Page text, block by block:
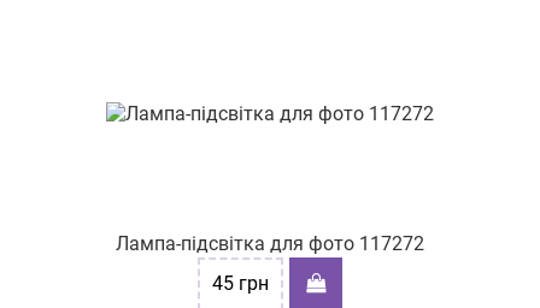
Лампа-підсвітка для фото 117272
45 грн